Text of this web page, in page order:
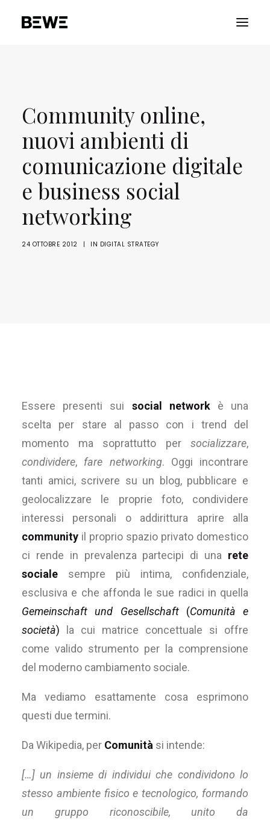
SERVIZI
RISORSE
ADVOCACY
CONTATTACI
Community online,
nuovi ambienti di
comunicazione digitale
e business social
networking
24 OTTOBRE 2012 | IN DIGITAL STRATEGY
Essere presenti sui social networkè una
scelta per stare al passo con i trend del
momento ma soprattutto per socializzare,
condividere, fare networking. Oggi incontrare
tanti amici, scrivere su un blog, pubblicare e
geolocalizzare le proprie foto, condividere
interessi personali o addirittura aprire alla
community il proprio spazio privato domestico
ci rende in prevalenza partecipi di una rete
sociale sempre più intima, confidenziale,
esclusiva e che affonda le sue radici in quella
Gemeinschaft und Gesellschaft(Comunità e
società) la cui matrice concettuale si offre
come valido strumento per la comprensione
del moderno cambiamento sociale.
Ma vediamo esattamente cosa esprimono
questi due termini.
Da Wikipedia, per Comunità si intende:
[…] un insieme di individui che condividono lo
stesso ambiente fisico e tecnologico, formando
un gruppo riconoscibile, unito da